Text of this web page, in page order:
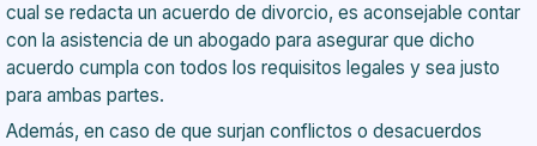
cual se redacta un acuerdo de divorcio, es aconsejable contar
con la asistencia de un abogado para asegurar que dicho
acuerdo cumpla con todos los requisitos legales y sea justo
para ambas partes.
Además, en caso de que surjan conflictos o desacuerdos